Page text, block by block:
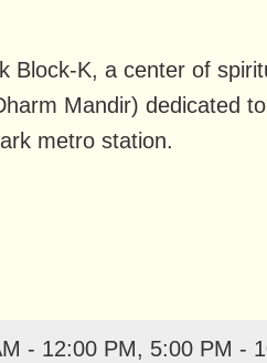
Block-K, a center of
Mandir) dedicated
metro station.
- 12:00 PM, 5:00 PM -